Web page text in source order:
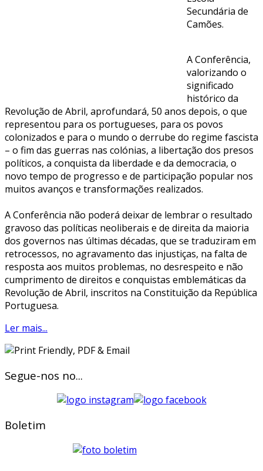
Secundária de
Camões.
A Conferência,
valorizando o
significado
histórico da
Revolução de Abril, aprofundará, 50 anos depois, o que
representou para os portugueses, para os povos
colonizados e para o mundo o derrube do regime fascista
– o fim das guerras nas colónias, a libertação dos presos
políticos, a conquista da liberdade e da democracia, o
novo tempo de progresso e de participação popular nos
muitos avanços e transformações realizados.
A Conferência não poderá deixar de lembrar o resultado
gravoso das políticas neoliberais e de direita da maioria
dos governos nas últimas décadas, que se traduziram em
retrocessos, no agravamento das injustiças, na falta de
resposta aos muitos problemas, no desrespeito e não
cumprimento de direitos e conquistas emblemáticas da
Revolução de Abril, inscritos na Constituição da República
Portuguesa.
Ler mais...
Segue-nos no...
Boletim